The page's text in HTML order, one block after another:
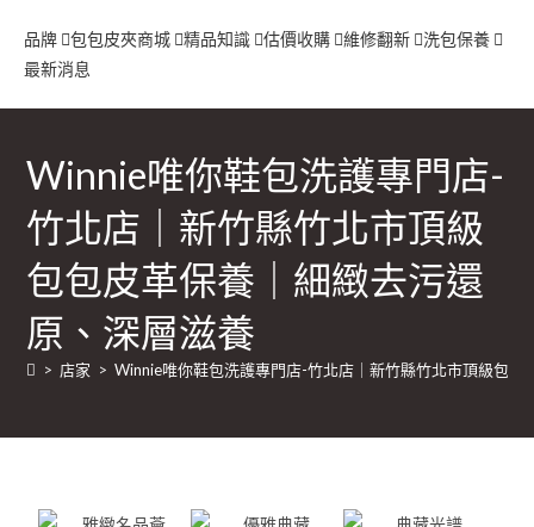
品牌 包包皮夾商城 精品知識 估價收購 維修翻新
洗包保養
最新消息
Winnie唯你鞋包洗護專門店-
竹北店｜新竹縣竹北市頂級
包包皮革保養｜細緻去污還
原、深層滋養
> 店家 > Winnie唯你鞋包洗護專門店-竹北店｜新竹縣竹北市頂級包包